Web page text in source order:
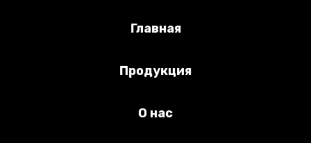
Главная
Продукция
О нас